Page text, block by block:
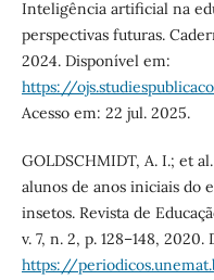
Inteligência artificial na
perspectivas futuras.
2024. Disponível em:
https://
Acesso em: 22 jul. 2025.
GOLDSCHMIDT, A. I.; et
alunos de anos iniciais do
insetos. Revista de
v. 7, n. 2, p. 128–148,
https://